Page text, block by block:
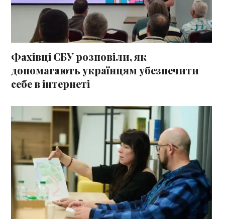
Фахівці СБУ розповіли, як
допомагають українцям убезпечити
себе в інтернеті